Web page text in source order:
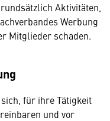
Aktivitäten,
Werbung
Mitglieder schaden.
für ihre Tätigkeit
und vor